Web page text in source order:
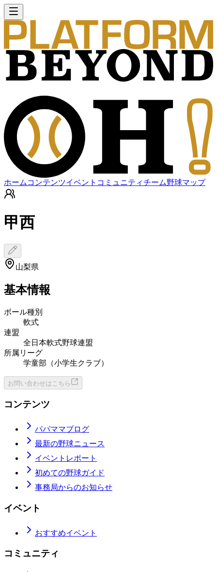
ホーム コンテンツイベント コミュニティチーム野球マップ
甲西
山梨県
基本情報
ボール種別
軟式
連盟
全日本軟式野球連盟
所属リーグ
学童部（小学生クラブ）
お問い合わせはこちら
コンテンツ
パパママブログ
最新の野球ニュース
イベントレポート
初めての野球ガイド
事務局からのお知らせ
イベント
おすすめイベント
コミュニティ